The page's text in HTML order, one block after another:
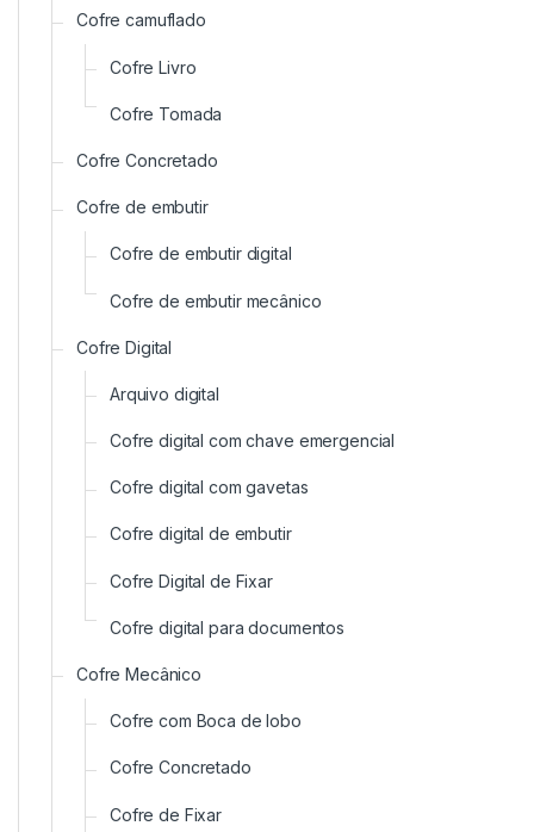
Cofre camuflado
Cofre Livro
Cofre Tomada
Cofre Concretado
Cofre de embutir
Cofre de embutir digital
Cofre de embutir mecânico
Cofre Digital
Arquivo digital
Cofre digital com chave emergencial
Cofre digital com gavetas
Cofre digital de embutir
Cofre Digital de Fixar
Cofre digital para documentos
Cofre Mecânico
Cofre com Boca de lobo
Cofre Concretado
Cofre de Fixar